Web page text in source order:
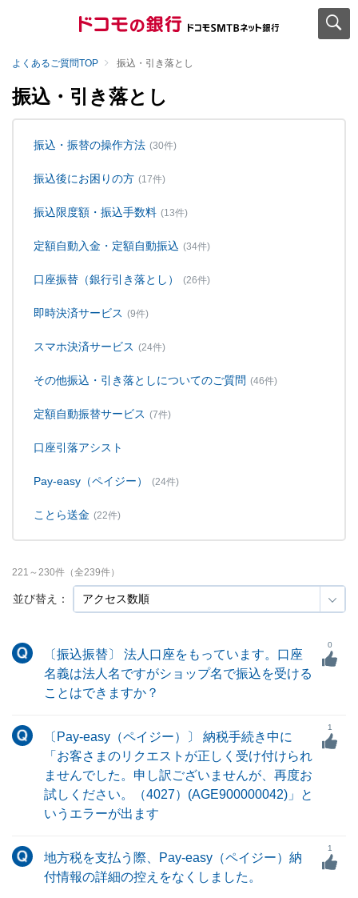
よくあるご質問TOP 振込・引き落とし
振込・引き落とし
振込・振替の操作方法 (30件)
振込後にお困りの方 (17件)
振込限度額・振込手数料 (13件)
定額自動入金・定額自動振込 (34件)
口座振替（銀行引き落とし） (26件)
即時決済サービス (9件)
スマホ決済サービス (24件)
その他振込・引き落としについてのご質問 (46件)
定額自動振替サービス (7件)
口座引落アシスト
Pay-easy（ペイジー） (24件)
ことら送金 (22件)
並び替え：
221 ～230件（全239件）
〔振込振替〕 法人口座をもっています。口座
名義は法人名ですがショップ名で振込を受ける
ことはできますか？
0
〔Pay-easy（ペイジー）〕 納税手続き中に
「お客さまのリクエストが正しく受け付けられ
ませんでした。申し訳ございませんが、再度お
試しください。（4027）(AGE900000042)」と
いうエラーが出ます
1
地方税を支払う際、Pay-easy（ペイジー）納
付情報の詳細の控えをなくしました。
1